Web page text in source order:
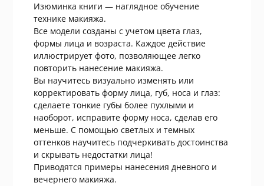
Изюминка книги — наглядное обучение
технике макияжа.
Все модели созданы с учетом цвета глаз,
формы лица и возраста. Каждое действие
иллюстрирует фото, позволяющее легко
повторить нанесение макияжа.
Вы научитесь визуально изменять или
корректировать форму лица, губ, носа и глаз:
сделаете тонкие губы более пухлыми и
наоборот, исправите форму носа, сделав его
меньше. С помощью светлых и темных
оттенков научитесь подчеркивать достоинства
и скрывать недостатки лица!
Приводятся примеры нанесения дневного и
вечернего макияжа.